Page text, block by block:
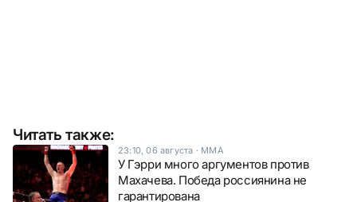
Читать также:
23:10, 06 августа · ММА
У Гэрри много аргументов против
Махачева. Победа россиянина не
гарантирована